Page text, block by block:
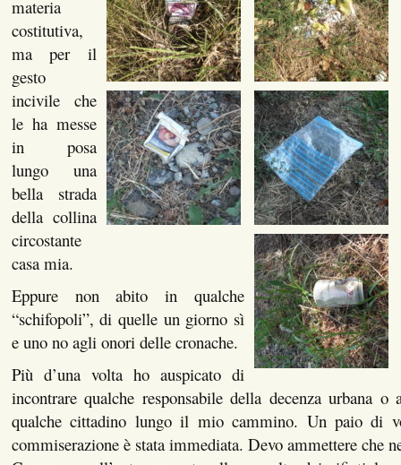
materia
costitutiva,
ma per il
gesto
incivile che
le ha messe
in posa
lungo una
bella strada
della collina
circostante
casa mia.
Eppure non abito in qualche
“schifopoli”, di quelle un giorno sì
e uno no agli onori delle cronache.
Più d’una volta ho auspicato di
incontrare qualche responsabile della decenza urbana o
qualche cittadino lungo il mio cammino. Un paio di
commiserazione è stata immediata. Devo ammettere che